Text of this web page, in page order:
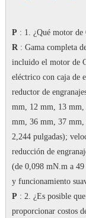
P : 1. ¿Qué motor de
R: Gama completa
incluido el motor de
eléctrico con caja de
reductor de
mm, 12 mm, 13
mm, 36 mm, 37 mm,
2,244 pulgadas);
reducción de
(de 0,098 mN.m a
y funcionamiento
P : 2. ¿Es posible
proporcionar costos